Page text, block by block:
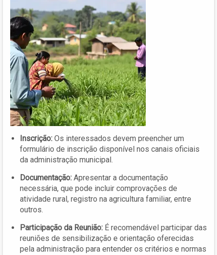
Inscrição: Os interessados devem preencher um
formulário de inscrição disponível nos canais oficiais
da administração municipal.
Documentação: Apresentar a documentação
necessária, que pode incluir comprovações de
atividade rural, registro na agricultura familiar, entre
outros.
Participação da Reunião: É recomendável participar das
reuniões de sensibilização e orientação oferecidas
pela administração para entender os critérios e normas